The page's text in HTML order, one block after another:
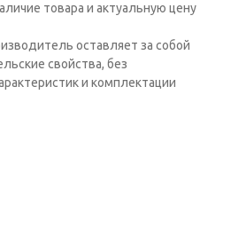
товара и актуальную цену
оставляет за собой
свойства, без
и комплектации